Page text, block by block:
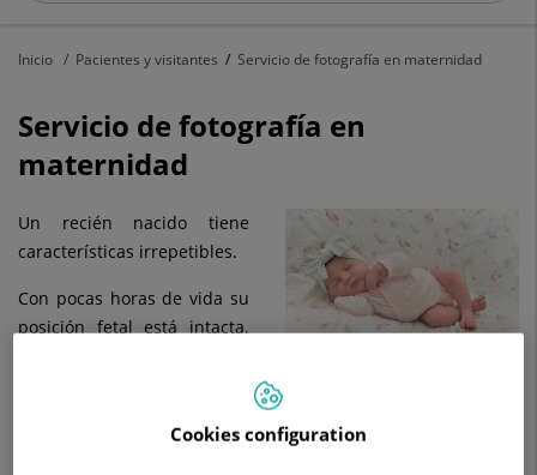
Inicio Pacientes y visitantes Servicio de fotografía en maternidad
Servicio de fotografía en
maternidad
Un recién nacido tiene
características irrepetibles.
Con pocas horas de vida su
posición fetal está intacta.
manitas, esa impronta lo llevan nuestra fotos.
Cookies configuration